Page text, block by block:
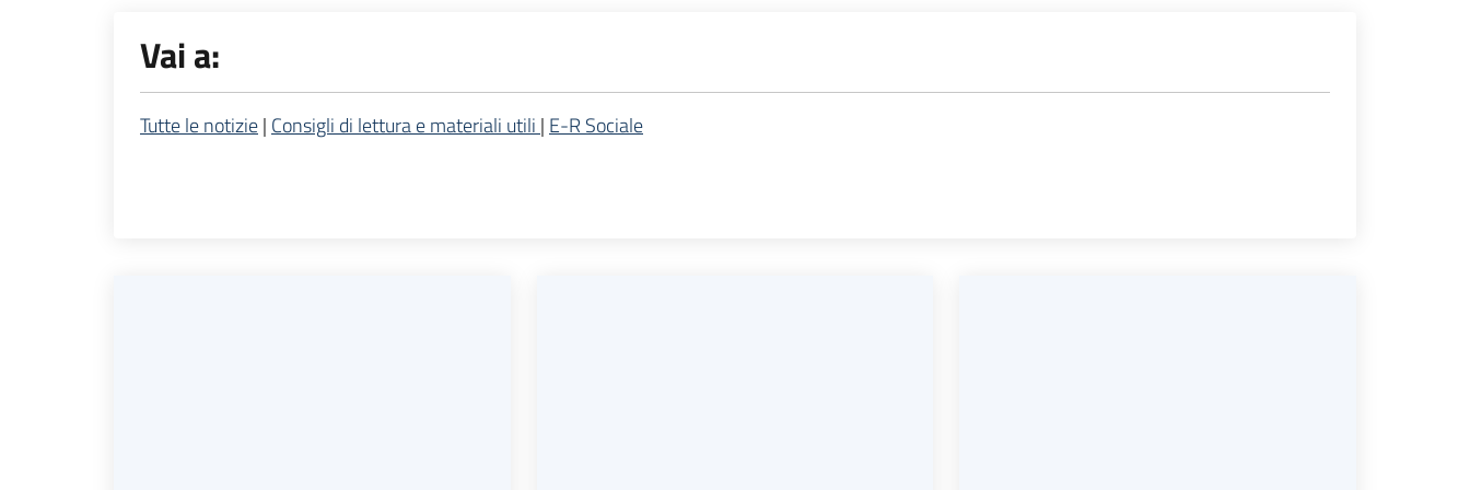
Vai a:
Tutte le notizie| Consigli di lettura e materiali utili | E-R Sociale